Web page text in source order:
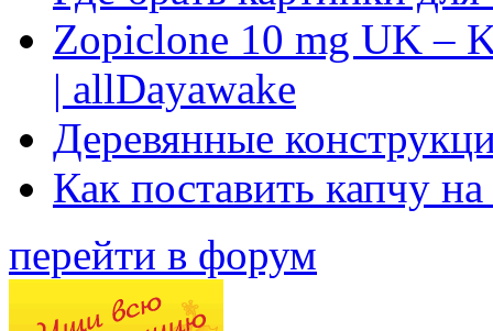
Zopiclone 10 mg UK –
| allDayawake
Деревянные
Как поставить капчу
перейти в форум